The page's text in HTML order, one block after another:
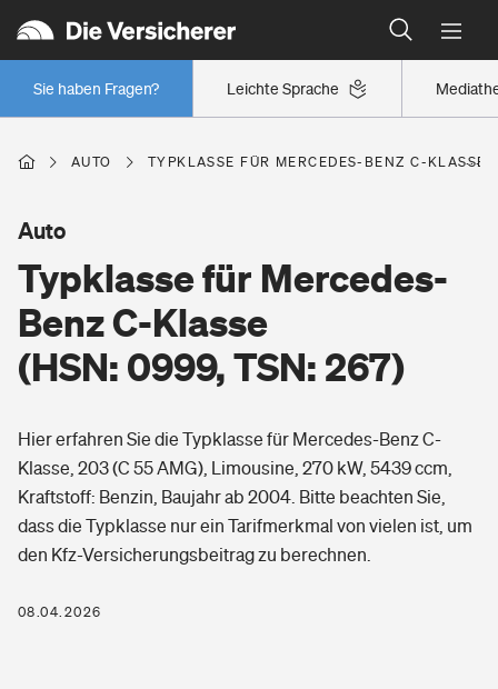
Leichte Sprache
Sie haben Fragen?
Wer versichert was: Jetzt Versicherer finden
Regionalklassen: So ist Ihre Region eingestuft
Wer versichert was: Jetzt Versicherer finden
Berufsunfähigkeitsversicherung
Arbeitsrechtsschutz
Berufshaftpflichtversicherung
Wohnen
Wohngebäudeversicherung
Hausratversicherung
Elementarversicherung
Photovoltaik
Wärmepumpen versichern
Pri­vate Haft­pflicht­
Rechts­schutz­ver­si­che­rung
Gesundheit
Private Krankenversicherung
AUTO TYPKLASSE FÜR MERCEDES-BENZ C-
Typklasse für Mercedes-
Benz C-Klasse
(HSN: 0999, TSN: 267)
Auto
Hier erfahren Sie die Typklasse für Mercedes-Benz C-
Klasse, 203 (C 55 AMG), Limousine, 270 kW, 5439 ccm,
Kraftstoff: Benzin, Baujahr ab 2004. Bitte beachten Sie,
dass die Typklasse nur ein Tarifmerkmal von vielen ist, um
den Kfz-Versicherungsbeitrag zu berechnen.
08.04.2026